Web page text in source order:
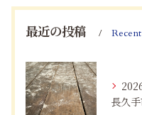
最近の投稿 Recent